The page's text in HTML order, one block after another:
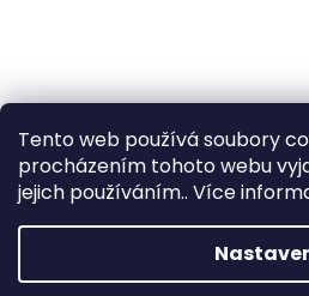
Tento web používá soubory
procházením tohoto webu
jejich používáním.. Více